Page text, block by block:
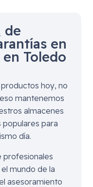
de
en
Toledo
hoy, no
mantenemos
almacenes
para
día.
profesionales
mundo de la
asesoramiento